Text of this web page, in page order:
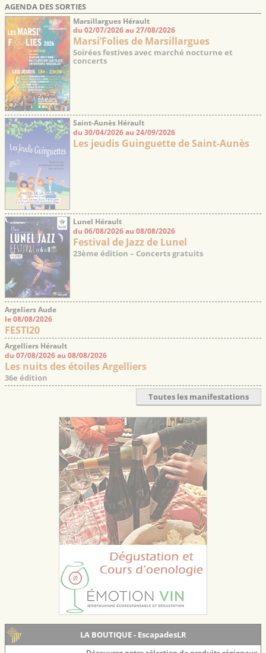
AGENDA DES SORTIES
Marsillargues Hérault
du 02/07/2026 au 27/08/2026
Marsi’Folies de Marsillargues
Soirées festives avec marché nocturne et
concerts
Saint-Aunès Hérault
du 30/04/2026 au 24/09/2026
Les jeudis Guinguette de Saint-Aunès
Lunel Hérault
du 06/08/2026 au 08/08/2026
Festival de Jazz de Lunel
23ème édition – Concerts gratuits
Argeliers Aude
le 08/08/2026
FESTI20
Argelliers Hérault
du 07/08/2026 au 08/08/2026
Les nuits des étoiles Argelliers
36e édition
Toutes les manifestations
LA BOUTIQUE - EscapadesLR